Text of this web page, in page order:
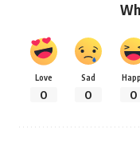
Love
0
Sad
0 0